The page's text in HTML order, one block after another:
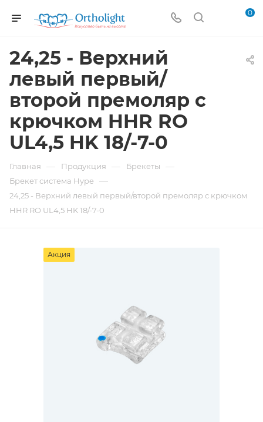
0
24,25 - Верхний
левый первый/
второй премоляр с
крючком HHR RO
UL4,5 HK 18/-7-0
Главная — Продукция — Брекеты —
Брекет система Hype —
24,25 - Верхний левый первый/второй премоляр с крючком
HHR RO UL4,5 HK 18/-7-0
Акция